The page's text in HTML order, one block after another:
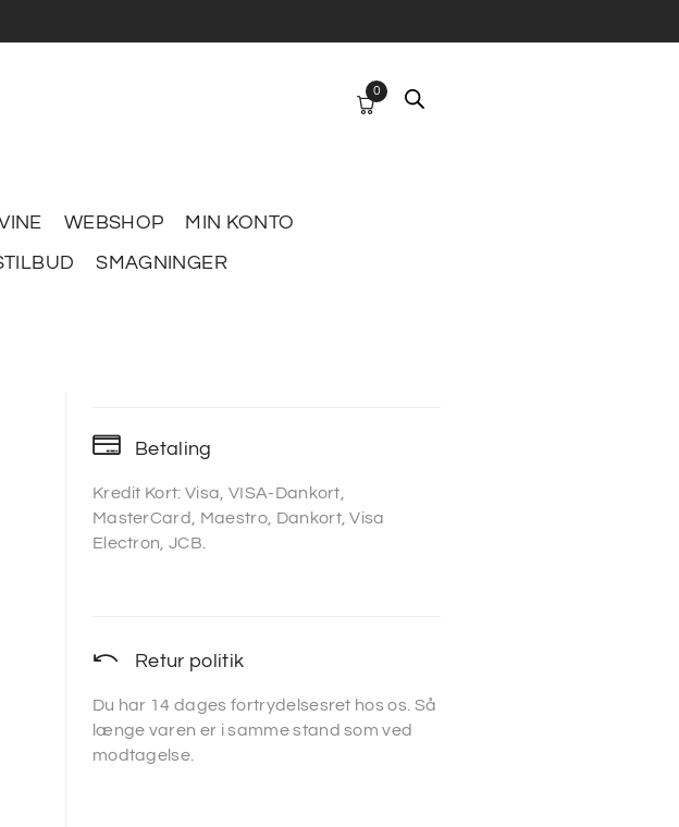
WEBSHOP
MIN KONTO
SMAGNINGER
0
Betaling
Kredit Kort: Visa, VISA-Dankort,
MasterCard, Maestro, Dankort, Visa
Electron, JCB.
Retur politik
Du har 14 dages fortrydelsesret hos os. Så
længe varen er i samme stand som ved
modtagelse.